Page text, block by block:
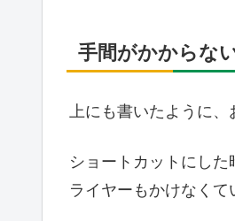
手間がかからな
上にも書いたように、
ショートカットにし
ライヤーもかけなくて